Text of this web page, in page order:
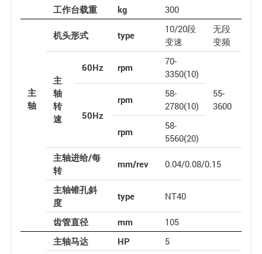
工作台载重 kg 300
机头形式 type
10/20段
变速
无段
变频
主
轴
主
轴
转
速
60Hz rpm
70-
3350(10)
55-
3600
50Hz
rpm
58-
2780(10)
rpm
58-
5560(20)
主轴进给/每
转
mm/rev 0.04/0.08/0.15
主轴锥孔斜
度
type NT40
齿管直径 mm 105
主轴马达 HP
5